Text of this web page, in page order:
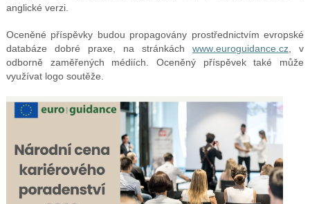
anglické verzi.
Oceněné příspěvky budou propagovány prostřednictvím evropské
databáze dobré praxe, na stránkáchwww.euroguidance.cz , v
odborně zaměřených médiích. Oceněný příspěvek také může
využívat logo soutěže.